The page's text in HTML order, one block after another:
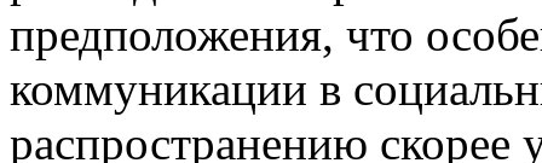
предположения, что
коммуникации в
распространению